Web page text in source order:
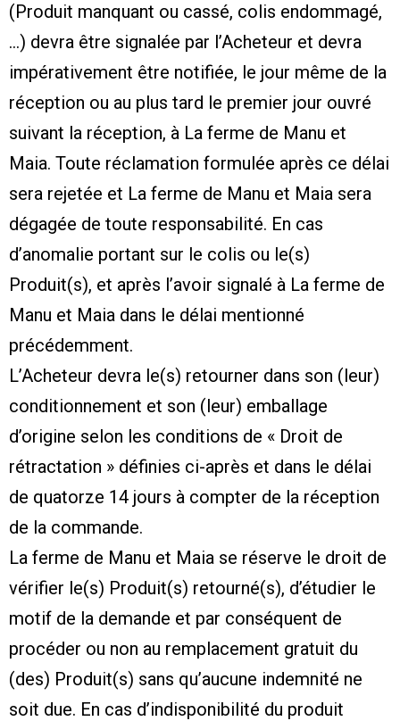
(Produit manquant ou cassé, colis endommagé,
…) devra être signalée par l’Acheteur et devra
impérativement être notifiée, le jour même de la
réception ou au plus tard le premier jour ouvré
suivant la réception, à La ferme de Manu et
Maia. Toute réclamation formulée après ce délai
sera rejetée et La ferme de Manu et Maia sera
dégagée de toute responsabilité. En cas
d’anomalie portant sur le colis ou le(s)
Produit(s), et après l’avoir signalé à La ferme de
Manu et Maia dans le délai mentionné
précédemment.
L’Acheteur devra le(s) retourner dans son (leur)
conditionnement et son (leur) emballage
d’origine selon les conditions de « Droit de
rétractation » définies ci-après et dans le délai
de quatorze 14 jours à compter de la réception
de la commande.
La ferme de Manu et Maia se réserve le droit de
vérifier le(s) Produit(s) retourné(s), d’étudier le
motif de la demande et par conséquent de
procéder ou non au remplacement gratuit du
(des) Produit(s) sans qu’aucune indemnité ne
soit due. En cas d’indisponibilité du produit